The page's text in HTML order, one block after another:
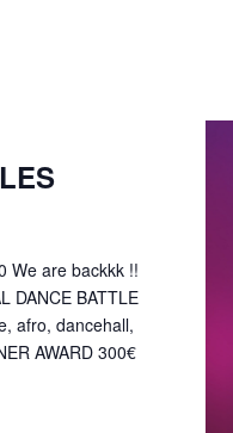
We are backkk !!
DANCE BATTLE
afro, dancehall,
AWARD 300€